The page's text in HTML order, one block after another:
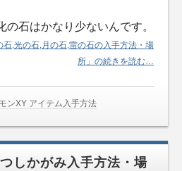
の石はかなり少ないんです。
石,光の石,月の石,雷の石の入手方法・場
所」の続きを読む…
ンXY アイテム入手方法
しかがみ入手方法・場